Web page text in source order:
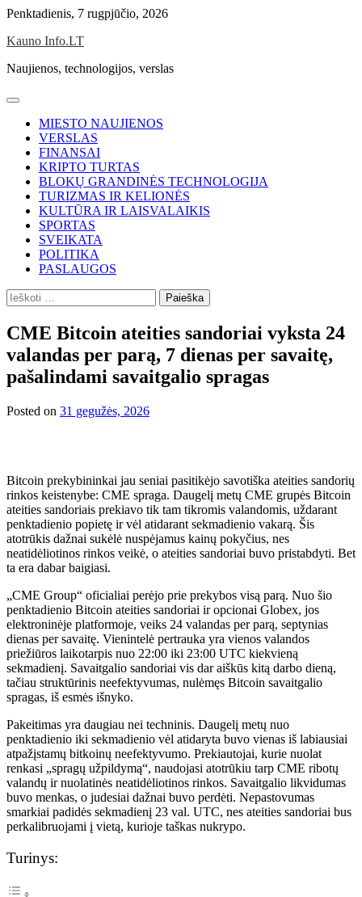
Skip
content
Penktadienis, 7 rugpjūčio, 2026
Kauno Info.LT
Naujienos, technologijos, verslas
MIESTO NAUJIENOS
VERSLAS
FINANSAI
KRIPTO TURTAS
BLOKŲ GRANDINĖS TECHNOLOGIJA
TURIZMAS IR KELIONĖS
KULTŪRA IR LAISVALAIKIS
SPORTAS
SVEIKATA
POLITIKA
PASLAUGOS
Ieškoti:
CME Bitcoin ateities sandoriai vyksta 24
valandas per parą, 7 dienas per savaitę,
pašalindami savaitgalio spragas
Posted on 31 gegužės, 2026
Bitcoin prekybininkai jau seniai pasitikėjo savotiška ateities sandorių
rinkos keistenybe: CME spraga. Daugelį metų CME grupės Bitcoin
ateities sandoriais prekiavo tik tam tikromis valandomis, uždarant
penktadienio popietę ir vėl atidarant sekmadienio vakarą. Šis
atotrūkis dažnai sukėlė nuspėjamus kainų pokyčius, nes
neatidėliotinos rinkos veikė, o ateities sandoriai buvo pristabdyti. Bet
ta era dabar baigiasi.
„CME Group“ oficialiai perėjo prie prekybos visą parą. Nuo šio
penktadienio Bitcoin ateities sandoriai ir opcionai Globex, jos
elektroninėje platformoje, veiks 24 valandas per parą, septynias
dienas per savaitę. Vienintelė pertrauka yra vienos valandos
priežiūros laikotarpis nuo 22:00 iki 23:00 UTC kiekvieną
sekmadienį. Savaitgalio sandoriai vis dar aiškūs kitą darbo dieną,
tačiau struktūrinis neefektyvumas, nulėmęs Bitcoin savaitgalio
spragas, iš esmės išnyko.
Pakeitimas yra daugiau nei techninis. Daugelį metų nuo
penktadienio iki sekmadienio vėl atidaryta buvo vienas iš labiausiai
atpažįstamų bitkoinų neefektyvumo. Prekiautojai, kurie nuolat
renkasi „spragų užpildymą“, naudojasi atotrūkiu tarp CME ribotų
valandų ir nuolatinės neatidėliotinos rinkos. Savaitgalio likvidumas
buvo menkas, o judesiai dažnai buvo perdėti. Nepastovumas
smarkiai padidės sekmadienį 23 val. UTC, nes ateities sandoriai bus
perkalibruojami į vietą, kurioje taškas nukrypo.
Turinys: